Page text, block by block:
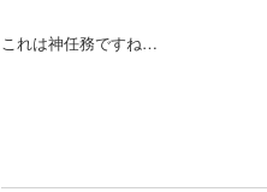
これは神任務ですね…